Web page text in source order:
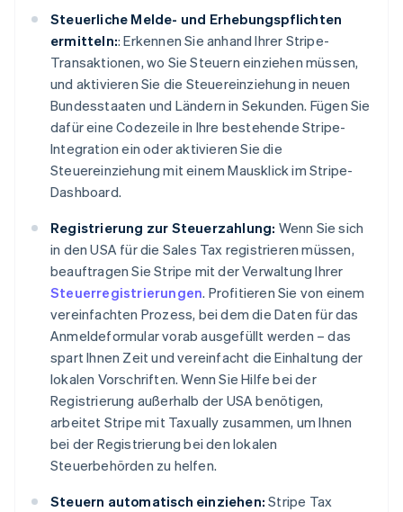
Steuerliche Melde- und Erhebungspflichten
ermitteln:: Erkennen Sie anhand Ihrer Stripe-
Transaktionen, wo Sie Steuern einziehen müssen,
und aktivieren Sie die Steuereinziehung in neuen
Bundesstaaten und Ländern in Sekunden. Fügen Sie
dafür eine Codezeile in Ihre bestehende Stripe-
Integration ein oder aktivieren Sie die
Steuereinziehung mit einem Mausklick im Stripe-
Dashboard.
Registrierung zur Steuerzahlung: Wenn Sie sich
in den USA für die Sales Tax registrieren müssen,
beauftragen Sie Stripe mit der Verwaltung Ihrer
Steuerregistrierungen. Profitieren Sie von einem
vereinfachten Prozess, bei dem die Daten für das
Anmeldeformular vorab ausgefüllt werden – das
spart Ihnen Zeit und vereinfacht die Einhaltung der
lokalen Vorschriften. Wenn Sie Hilfe bei der
Registrierung außerhalb der USA benötigen,
arbeitet Stripe mit Taxually zusammen, um Ihnen
bei der Registrierung bei den lokalen
Steuerbehörden zu helfen.
Steuern automatisch einziehen: Stripe Tax